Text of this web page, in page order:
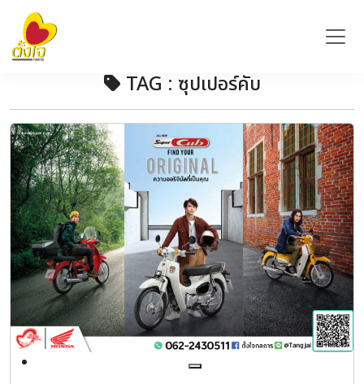
TAG : ซุปเปอร์คับ